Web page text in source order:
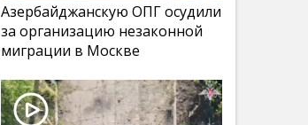
Азербайджанскую ОПГ осудили
за организацию незаконной
миграции в Москве